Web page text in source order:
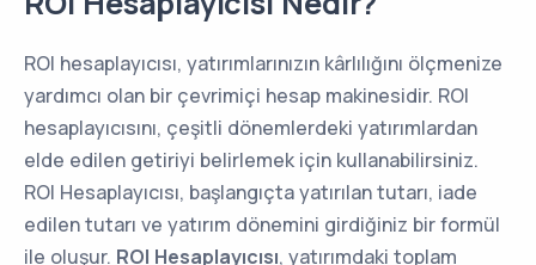
ROI hesaplayıcısı, yatırımlarınızın kârlılığını ölçmenize
yardımcı olan bir çevrimiçi hesap makinesidir. ROI
hesaplayıcısını, çeşitli dönemlerdeki yatırımlardan
elde edilen getiriyi belirlemek için kullanabilirsiniz.
ROI Hesaplayıcısı, başlangıçta yatırılan tutarı, iade
edilen tutarı ve yatırım dönemini girdiğiniz bir formül
ile oluşur. ROI Hesaplayıcısı, yatırımdaki toplam